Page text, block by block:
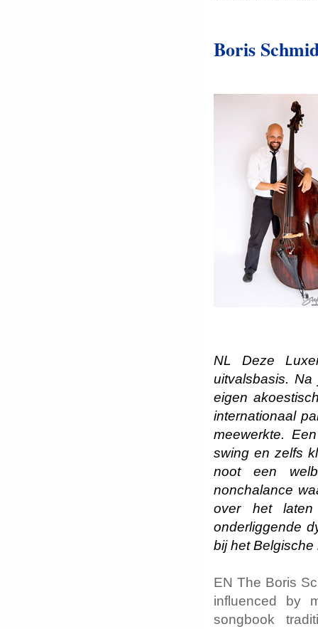
Boris
NL Deze
uitvalsbasis.
eigen
internationaal
meewerkte.
swing en zelfs
noot een
nonchalance
over het laten
onderliggende
bij het
EN The Boris
influenced by
songbook